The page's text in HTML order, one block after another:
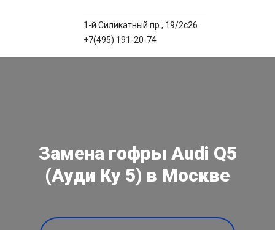
1-й Силикатный пр., 19/2с26
+7(495) 191-20-74
Замена гофры Audi Q5
(Ауди Ку 5) в Москве